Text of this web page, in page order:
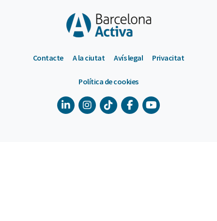
Contacte A la ciutat Avís legal Privacitat
Política de cookies